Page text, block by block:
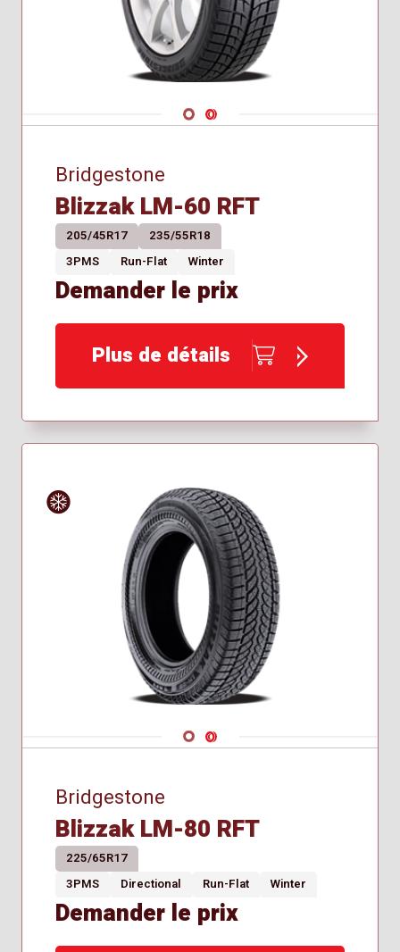
275/40R20
275/50R20
275/50R22
275/55R19
Navigate 1
Navigate 2
Bridgestone
Blizzak LM-60 RFT
205/45R17
235/55R18
3PMS
Run-Flat Winter
Demander le prix
Plus de détails
Navigate 1
Navigate 2
Bridgestone
Blizzak LM-80 RFT
225/65R17
3PMS
Directional Run-Flat Winter
Demander le prix